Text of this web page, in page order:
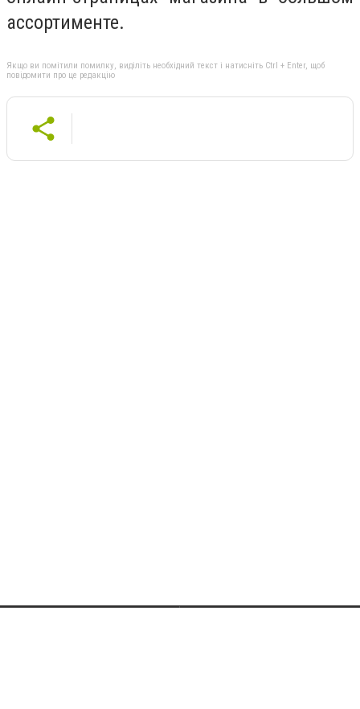
ассортименте.
Якщо ви помітили помилку, виділіть необхідний текст і натисніть Ctrl + Enter, щоб
повідомити про це редакцію